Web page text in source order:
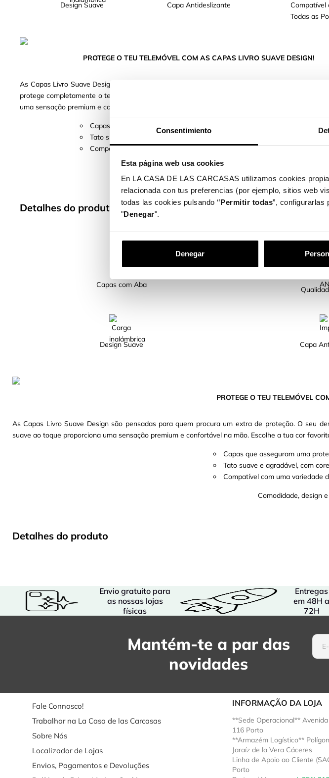
Consentimiento
Esta página web usa cookies
En LA CASA DE LAS CARCASAS utilizamos cookies
relacionada con tus preferencias (por ejemplo, sitios web
todas las cookies pulsando ‘’Permitir todas”, configurarlas
"Denegar".
Denegar
Design Suave Capa Antideslizante
Compatível
Todas as
PROTEGE O TEU TELEMÓVEL COM AS CAPAS LIVRO SUAVE DESIGN!
As Capas Livro Suave Design são pensadas para quem procura um extra de proteção. O seu
protege completamente o teu telemóvel, ecrã incluído, enquanto o seu acabamento suave ao
uma sensação premium e confortável na mão. Escolhe a tua cor favorita!
Capas que asseguram uma proteção completa: frontal, traseira e lateral
Tato suave e agradável, com cores da moda
Compatível com uma variedade de dispositivos.
Comodidade, design e proteção numa só capa.
Detalhes do produto
Capas com Aba
Design Suave Capa
PROTEGE O TEU TELEMÓVEL
As Capas Livro Suave Design são pensadas para quem procura um extra de proteção. O seu
suave ao toque proporciona uma sensação premium e confortável na mão. Escolhe a tua cor
Capas que asseguram uma
Tato suave e agradável, com
Compatível com uma variedade
Comodidade, design
Detalhes do produto
Envio gratuito para
as nossas lojas
físicas
Entregas
em 48H a
72H
Mantém-te a par das
novidades
Fale Connosco!
Trabalhar na La Casa de las Carcasas
Sobre Nós
Localizador de Lojas
Envios, Pagamentos e Devoluções
INFORMAÇÃO DA LOJA
**Sede Operacional**
116 Porto
**Armazém Logístico**
Jaraíz de la Vera Cáceres
Linha de Apoio ao Cliente
Porto